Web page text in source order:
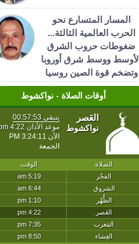
المسار المتسارع نحو
الحرب العالمية الثالثة...
ضغوطات حروب الشرق
الأوسط ووسط شرق أوروبا
وتضخم قوة الصين روسيا
أوقات الصلاة - نواكشوط